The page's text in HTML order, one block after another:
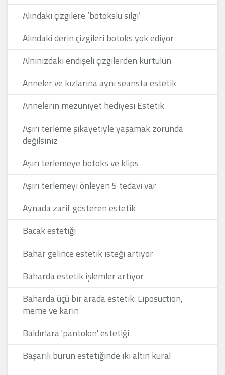
Alındaki çizgilere ‘botokslu silgi’
Alındaki derin çizgileri botoks yok ediyor
Alnınızdaki endişeli çizgilerden kurtulun
Anneler ve kızlarına aynı seansta estetik
Annelerin mezuniyet hediyesi Estetik
Aşırı terleme şikayetiyle yaşamak zorunda
değilsiniz
Aşırı terlemeye botoks ve klips
Aşırı terlemeyi önleyen 5 tedavi var
Aynada zarif gösteren estetik
Bacak estetiği
Bahar gelince estetik isteği artıyor
Baharda estetik işlemler artıyor
Baharda üçü bir arada estetik: Liposuction,
meme ve karın
Baldırlara 'pantolon' estetiği
Başarılı burun estetiğinde iki altın kural